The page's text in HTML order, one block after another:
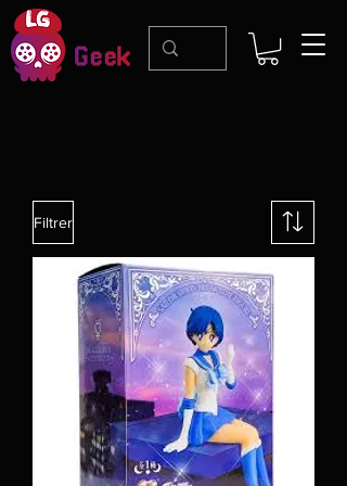
Filtrer